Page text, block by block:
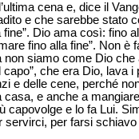
cena e, dice il
e che sarebbe stato
Dio ama così: fino
fino alla fine”. Non
siamo come Dio
che era Dio, lava
e delle cene, perché
e anche a
capovolge e lo fa Lui.
per farsi